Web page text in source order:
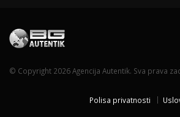
© Copyright 2026 Agencija Autentik. Sva prava
Polisa privatnosti